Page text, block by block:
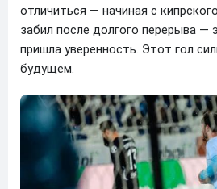
отличиться — начиная с
забил после долгого перерыва —
пришла уверенность. Этот гол
будущем.